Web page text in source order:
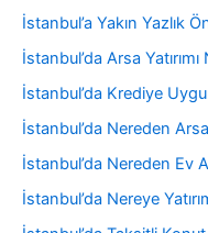
İstanbul’a Yakın Yazlık
İstanbul’da Arsa
İstanbul’da Krediye
İstanbul’da Nereden Arsa
İstanbul’da Nereden Ev
İstanbul’da Nereye